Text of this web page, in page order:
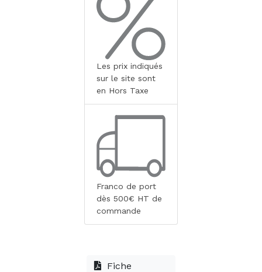
Les prix indiqués
sur le site sont
en Hors Taxe
Franco de port
dès 500€ HT de
commande
Fiche